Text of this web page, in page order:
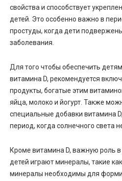
свойства и способствует
детей. Это особенно важно в
простуды, когда дети
заболевания.
Для того чтобы обеспечить
витамина D, рекомендуется
продукты, богатые этим
яйца, молоко и йогурт. Также
специальные добавки витамина
период, когда солнечного света
Кроме витамина D, важную роль в
детей играют минералы, такие
минералы необходимы для